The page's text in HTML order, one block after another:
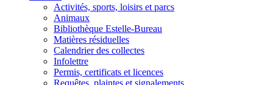
Activités, sports, loisirs et parcs
Animaux
Bibliothèque Estelle-Bureau
Matières résiduelles
Calendrier des collectes
Infolettre
Permis, certificats et licences
Requêtes, plaintes et signalements